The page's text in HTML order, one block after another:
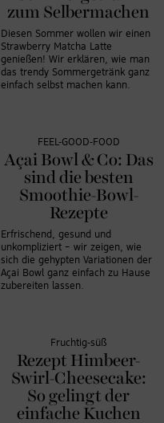
zum Selbermachen
Diesen Sommer wollen wir einen
Strawberry Matcha Latte
genießen! Wir erklären, wie man
das trendy Sommergetränk ganz
einfach selbst machen kann.
FEEL-GOOD-FOOD
Açai Bowl & Co: Das
sind die besten
Smoothie-Bowl-
Rezepte
Erfrischend, gesund und
unkompliziert – wir zeigen, wie
sich die gehypten Variationen der
Açai Bowl ganz einfach zu Hause
zubereiten lassen.
Fruchtig-süß
Rezept Himbeer-
Swirl-Cheesecake:
So gelingt der
einfache Kuchen